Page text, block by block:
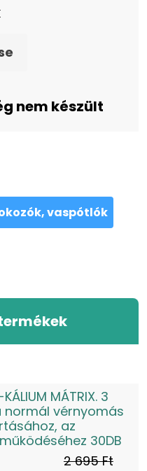
nem készült
vaspótlók
MÁTRIX. 3
normál vérnyomás
az
30DB
2 695 Ft